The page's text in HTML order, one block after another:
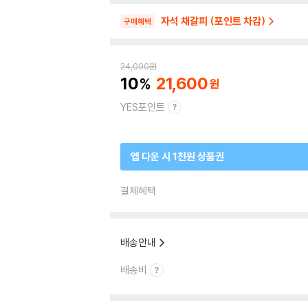
구매혜택 자석 채갈피 (포인트 차감)
24,000원
10 21,600
YES포인트
앱 다운 시 1천원 상품권
결제혜택
배송안내
배송비